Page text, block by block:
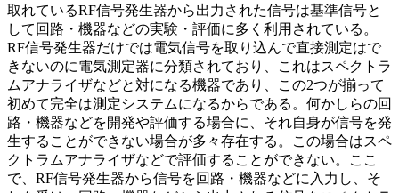
取れているRF信号発生器から出力された信号は基準信号と
して回路・機器などの実験・評価に多く利用されている。
RF信号発生器だけでは電気信号を取り込んで直接測定はで
きないのに電気測定器に分類されており、これはスペクトラ
ムアナライザなどと対になる機器であり、この2つが揃って
初めて完全は測定システムになるからである。何かしらの回
路・機器などを開発や評価する場合に、それ自身が信号を発
生することができない場合が多々存在する。この場合はスペ
クトラムアナライザなどで評価することができない。ここ
で、RF信号発生器から信号を回路・機器などに入力し、そ